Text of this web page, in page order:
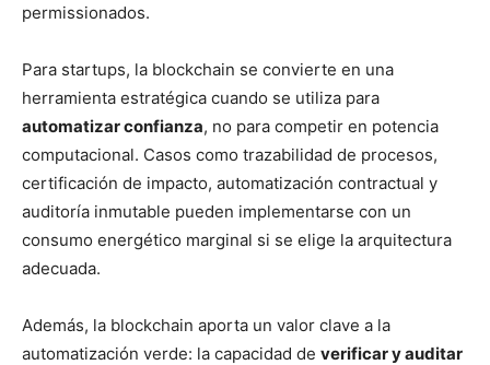
permissionados.
Para startups, la blockchain se convierte en una
herramienta estratégica cuando se utiliza para
automatizar confianza, no para competir en potencia
computacional. Casos como trazabilidad de procesos,
certificación de impacto, automatización contractual y
auditoría inmutable pueden implementarse con un
consumo energético marginal si se elige la arquitectura
adecuada.
Además, la blockchain aporta un valor clave a la
automatización verde: la capacidad de verificar y auditar